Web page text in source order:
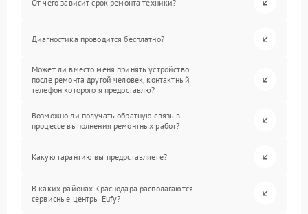
От чего зависит срок ремонта техники?
Диагностика проводится бесплатно?
Может ли вместо меня принять устройство
после ремонта другой человек, контактный
телефон которого я предоставлю?
Возможно ли получать обратную связь в
процессе выполнения ремонтных работ?
Какую гарантию вы предоставляете?
В каких районах Краснодара располагаются
сервисные центры Eufy?